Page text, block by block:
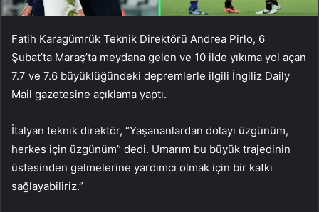
Fatih Karagümrük Teknik Direktörü Andrea Pirlo, 6
Şubat’ta Maraş’ta meydana gelen ve 10 ilde yıkıma yol açan
7.7 ve 7.6 büyüklüğündeki depremlerle ilgili İngiliz Daily
Mail gazetesine açıklama yaptı.
İtalyan teknik direktör, “Yaşananlardan dolayı üzgünüm,
herkes için üzgünüm” dedi. Umarım bu büyük trajedinin
üstesinden gelmelerine yardımcı olmak için bir katkı
sağlayabiliriz.”